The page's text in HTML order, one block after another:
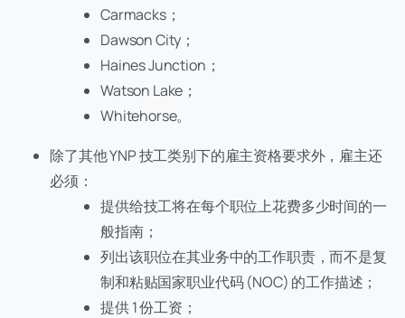
Carmacks；
Dawson City；
Haines Junction；
Watson Lake；
Whitehorse。
除了其他 YNP 技工类别下的雇主资格要求外，雇主还
必须：
提供给技工将在每个职位上花费多少时间的一
般指南；
列出该职位在其业务中的工作职责，而不是复
制和粘贴国家职业代码 (NOC) 的工作描述；
提供 1 份工资；